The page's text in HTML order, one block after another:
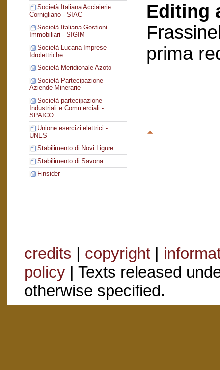
Società Italiana Acciaierie
Cornigliano - SIAC
Società Italiana Gestioni
Immobiliari - SIGIM
Società Lucana Imprese
Idrolettriche
Società Meridionale Azoto
Società Partecipazione
Aziende Minerarie
Società partecipazione
Industriali e Commerciali -
SPAICO
Unione esercizi elettrici -
UNES
Stabilimento di Novi Ligure
Stabilimento di Savona
Finsider
Editing
prima
credits | copyright|
policy| Texts released
otherwise specified.